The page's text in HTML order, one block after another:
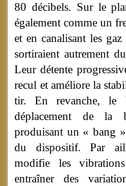
80 décibels. Sur le
également comme un
et en canalisant les
sortiraient autrement
Leur détente
recul et améliore la
tir. En revanche, le
déplacement de la
produisant un « bang
du dispositif. Par
modifie les
entraîner des